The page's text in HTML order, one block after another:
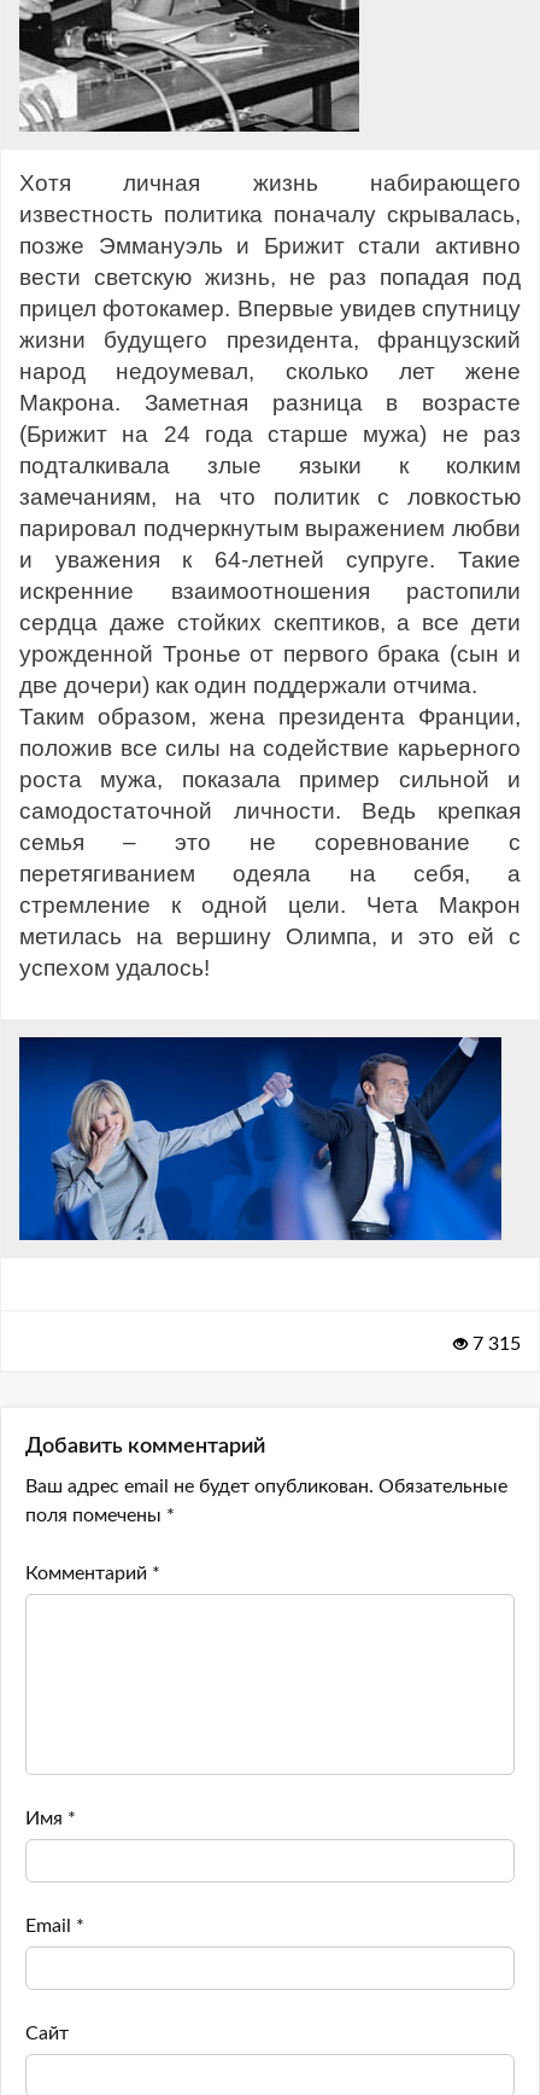
Хотя личная жизнь набирающего
известность политика поначалу скрывалась,
позже Эммануэль и Брижит стали активно
вести светскую жизнь, не раз попадая под
прицел фотокамер. Впервые увидев спутницу
жизни будущего президента, французский
народ недоумевал, сколько лет жене
Макрона. Заметная разница в возрасте
(Брижит на 24 года старше мужа) не раз
подталкивала злые языки к колким
замечаниям, на что политик с ловкостью
парировал подчеркнутым выражением любви
и уважения к 64-летней супруге. Такие
искренние взаимоотношения растопили
сердца даже стойких скептиков, а все дети
урожденной Тронье от первого брака (сын и
две дочери) как один поддержали отчима.
Таким образом, жена президента Франции,
положив все силы на содействие карьерного
роста мужа, показала пример сильной и
самодостаточной личности. Ведь крепкая
семья – это не соревнование с
перетягиванием одеяла на себя, а
стремление к одной цели. Чета Макрон
метилась на вершину Олимпа, и это ей с
успехом удалось!
7 315
Добавить комментарий
Ваш адрес email не будет опубликован. Обязательные
поля помечены *
Комментарий *
Имя *
Email *
Сайт